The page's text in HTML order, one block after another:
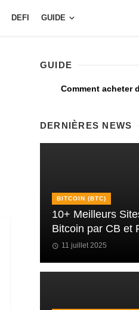
DEFI GUIDE
GUIDE
Comment acheter
DERNIÈRES NEWS
BITCOIN (BTC)
10+ Meilleurs
Bitcoin par CB et
11 juillet 2025